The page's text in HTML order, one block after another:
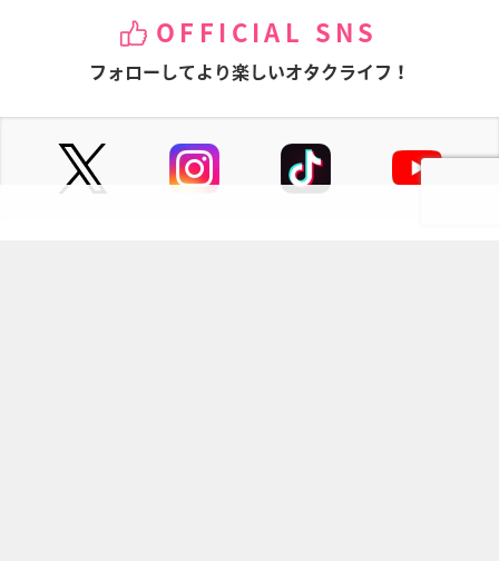
OFFICIAL SNS
フォローしてより楽しいオタクライフ！